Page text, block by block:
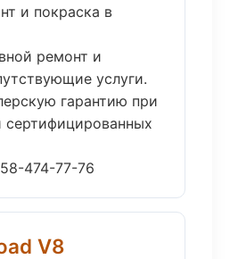
и покраска в
ремонт и
услуги.
гарантию при
сертифицированных
474-77-76
V8